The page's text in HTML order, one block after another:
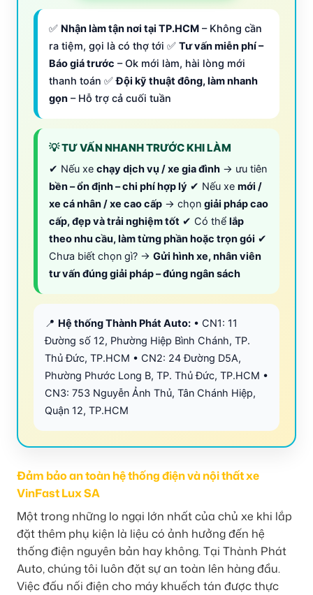
✅ Nhận làm tận nơi tại TP.HCM – Không cần
ra tiệm, gọi là có thợ tới ✅ Tư vấn miễn phí –
Báo giá trước – Ok mới làm, hài lòng mới
thanh toán ✅Đội kỹ thuật đông, làm nhanh
gọn – Hỗ trợ cả cuối tuần
💡 TƯ VẤN NHANH TRƯỚC KHI LÀM
✔ Nếu xe chạy dịch vụ / xe gia đình → ưu tiên
bền – ổn định – chi phí hợp lý ✔ Nếu xe mới /
xe cá nhân / xe cao cấp → chọn giải pháp cao
cấp, đẹp và trải nghiệm tốt ✔ Có thể lắp
theo nhu cầu, làm từng phần hoặc trọn gói ✔
Chưa biết chọn gì? → Gửi hình xe, nhân viên
tư vấn đúng giải pháp – đúng ngân sách
📍 Hệ thống Thành Phát Auto: • CN1: 11
Đường số 12, Phường Hiệp Bình Chánh, TP.
Thủ Đức, TP.HCM • CN2: 24 Đường D5A,
Phường Phước Long B, TP. Thủ Đức, TP.HCM •
CN3: 753 Nguyễn Ảnh Thủ, Tân Chánh Hiệp,
Quận 12, TP.HCM
Đảm bảo an toàn hệ thống điện và nội thất xe
VinFast Lux SA
Một trong những lo ngại lớn nhất của chủ xe khi lắp
đặt thêm phụ kiện là liệu có ảnh hưởng đến hệ
thống điện nguyên bản hay không. Tại Thành Phát
Auto, chúng tôi luôn đặt sự an toàn lên hàng đầu.
Việc đấu nối điện cho máy khuếch tán được thực